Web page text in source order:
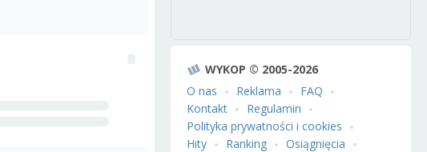
WYKOP © 2005-2026
O nas
Reklama
FAQ
Kontakt
Regulamin
Polityka prywatności i cookies
Hity
Ranking
Osiągnięcia